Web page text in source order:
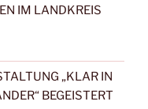
IM LANDKREIS
„KLAR IN
BEGEISTERT